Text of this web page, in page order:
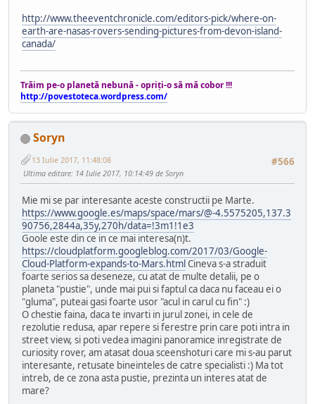
http://www.theeventchronicle.com/editors-pick/where-on-
earth-are-nasas-rovers-sending-pictures-from-devon-island-
canada/
Trăim pe-o planetă nebună - opriţi-o să mă cobor !!!
http://povestoteca.wordpress.com/
Soryn
#566
13 Iulie 2017, 11:48:08
Ultima editare: 14 Iulie 2017, 10:14:49 de Soryn
Mie mi se par interesante aceste constructii pe Marte.
https://www.google.es/maps/space/mars/@-4.5575205,137.3
90756,2844a,35y,270h/data=!3m1!1e3
Goole este din ce in ce mai interesa(n)t.
https://cloudplatform.googleblog.com/2017/03/Google-
Cloud-Platform-expands-to-Mars.htmlCineva s-a straduit
foarte serios sa deseneze, cu atat de multe detalii, pe o
planeta "pustie", unde mai pui si faptul ca daca nu faceau ei o
"gluma", puteai gasi foarte usor "acul in carul cu fin" :)
O chestie faina, daca te invarti in jurul zonei, in cele de
rezolutie redusa, apar repere si ferestre prin care poti intra in
street view, si poti vedea imagini panoramice inregistrate de
curiosity rover, am atasat doua sceenshoturi care mi s-au parut
interesante, retusate bineinteles de catre specialisti :) Ma tot
intreb, de ce zona asta pustie, prezinta un interes atat de
mare?